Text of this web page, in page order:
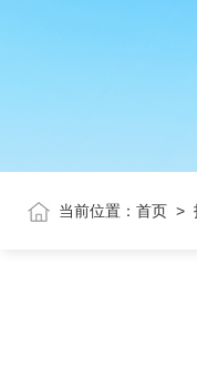
当前位置： 首页 >